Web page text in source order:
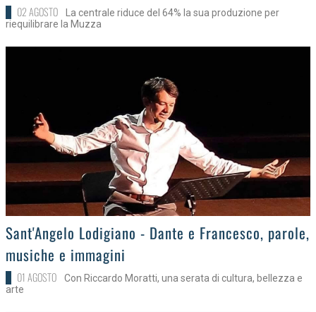
02 AGOSTO
La centrale riduce del 64% la sua produzione per
riequilibrare la Muzza
>
Sant'Angelo Lodigiano - Dante e Francesco, parole,
musiche e immagini
01 AGOSTO
Con Riccardo Moratti, una serata di cultura, bellezza e
arte